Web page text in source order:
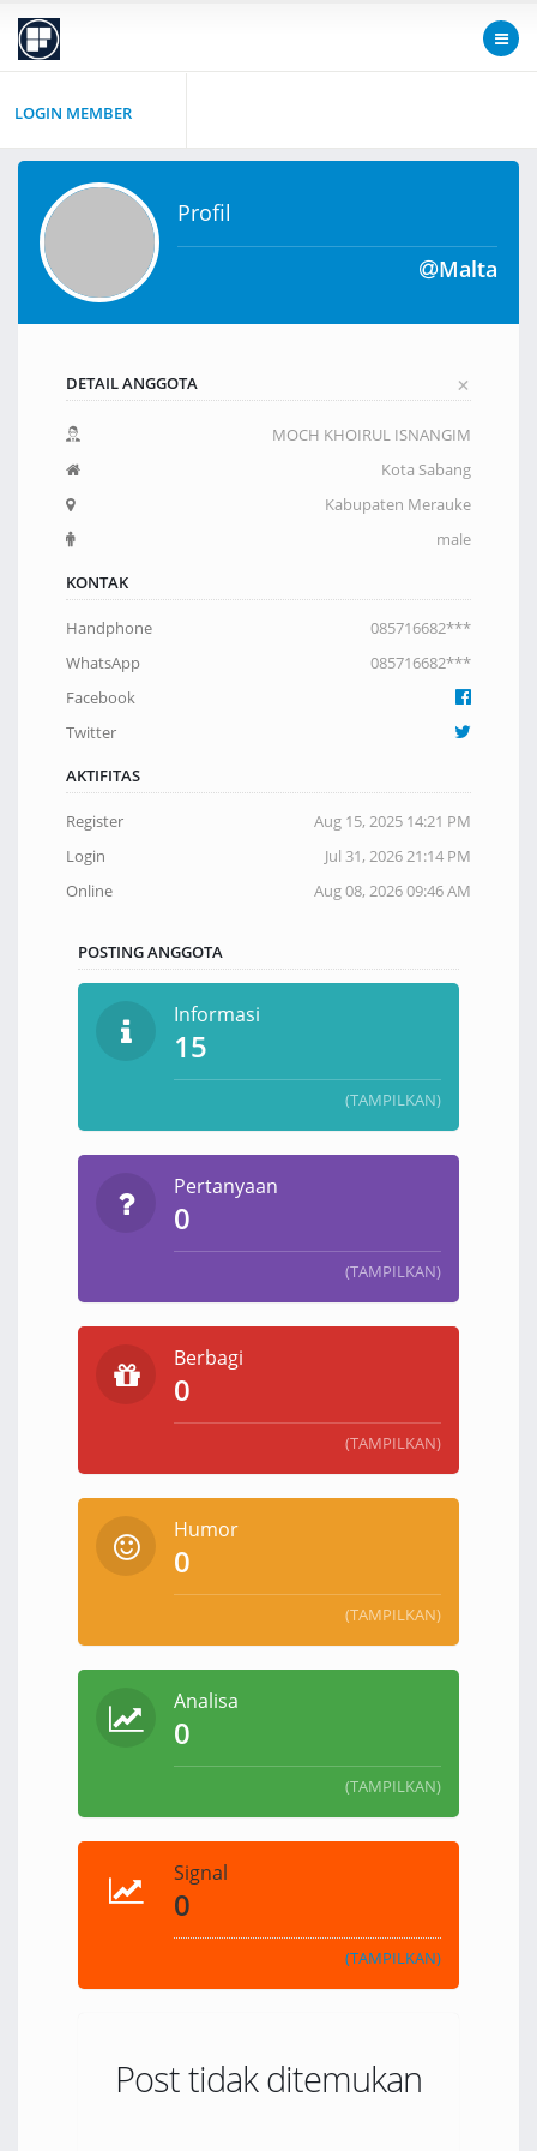
LOGIN MEMBER
Profil
Malta
DETAIL ANGGOTA +
MOCH KHOIRUL ISNANGIM
Kota Sabang
Kabupaten Merauke
male
KONTAK
Handphone
085716682***
WhatsApp
085716682***
Facebook
Twitter
AKTIFITAS
Register
Aug 15, 2025 14:21 PM
Login
Jul 31, 2026 21:14 PM
Online
Aug 08, 2026 09:46 AM
POSTING ANGGOTA
Informasi
15
(TAMPILKAN)
Pertanyaan
0
(TAMPILKAN)
Berbagi
0
(TAMPILKAN)
Humor
0
(TAMPILKAN)
Analisa
0
(TAMPILKAN)
Signal
0
(TAMPILKAN)
Post tidak ditemukan